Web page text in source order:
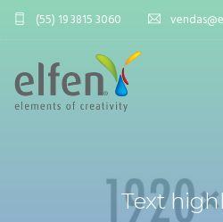
(55) 19 3815 3060
Text